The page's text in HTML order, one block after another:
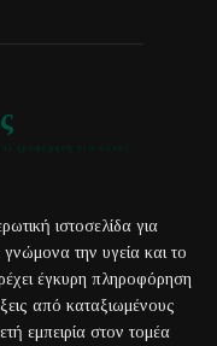
ιστοσελίδα για
την υγεία και το
έγκυρη πληροφόρηση
από καταξιωμένους
εμπειρία στον τομέα